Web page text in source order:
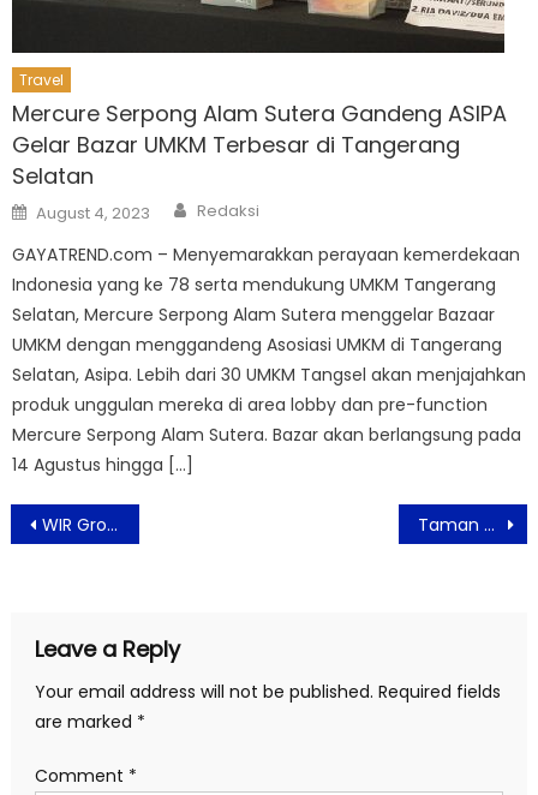
Travel
Mercure Serpong Alam Sutera Gandeng ASIPA
Gelar Bazar UMKM Terbesar di Tangerang
Selatan
Posted
on
August 4, 2023 Author
Redaksi
GAYATREND.com – Menyemarakkan perayaan kemerdekaan
Indonesia yang ke 78 serta mendukung UMKM Tangerang
Selatan, Mercure Serpong Alam Sutera menggelar Bazaar
UMKM dengan menggandeng Asosiasi UMKM di Tangerang
Selatan, Asipa. Lebih dari 30 UMKM Tangsel akan menjajahkan
produk unggulan mereka di area lobby dan pre-function
Mercure Serpong Alam Sutera. Bazar akan berlangsung pada
14 Agustus hingga […]
Post
navigation
WIR Group Jalin Kerja Sama dengan Benings Indonesia, Hadirkan Layanan Kecantikan di Metaverse Taman Tebet Ecopark Tutup Hingga Akhir Juni 2022
Leave a Reply
Your email address will not be published. Required fields
are marked *
Comment *